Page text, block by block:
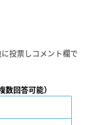
投票しコメント欄で
数回答可能）